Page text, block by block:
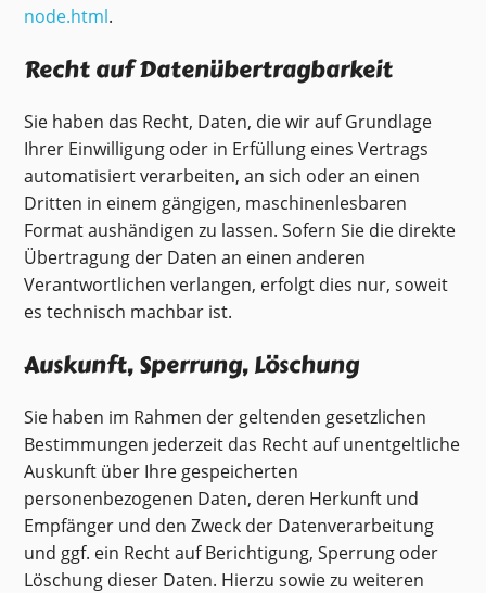
node.html.
Recht auf Datenübertragbarkeit
Sie haben das Recht, Daten, die wir auf Grundlage
Ihrer Einwilligung oder in Erfüllung eines Vertrags
automatisiert verarbeiten, an sich oder an einen
Dritten in einem gängigen, maschinenlesbaren
Format aushändigen zu lassen. Sofern Sie die direkte
Übertragung der Daten an einen anderen
Verantwortlichen verlangen, erfolgt dies nur, soweit
es technisch machbar ist.
Auskunft, Sperrung, Löschung
Sie haben im Rahmen der geltenden gesetzlichen
Bestimmungen jederzeit das Recht auf unentgeltliche
Auskunft über Ihre gespeicherten
personenbezogenen Daten, deren Herkunft und
Empfänger und den Zweck der Datenverarbeitung
und ggf. ein Recht auf Berichtigung, Sperrung oder
Löschung dieser Daten. Hierzu sowie zu weiteren